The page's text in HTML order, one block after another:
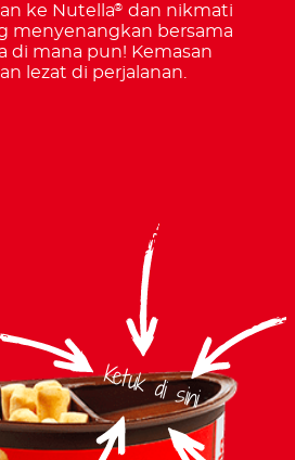
ke Nutella® dan nikmati
menyenangkan bersama
di mana pun! Kemasan
lezat di perjalanan.